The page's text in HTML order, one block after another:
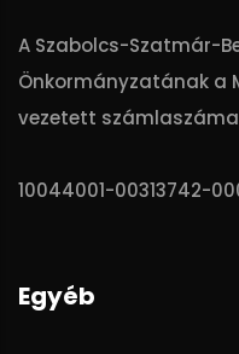
A Szabolcs-Szatmár-
Önkormányzatának a
vezetett
10044001-00313742-
Egyéb